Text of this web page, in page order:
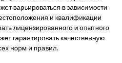
варьироваться в зависимости
и квалификации
лицензированного и опытного
гарантировать качественную
норм и правил.